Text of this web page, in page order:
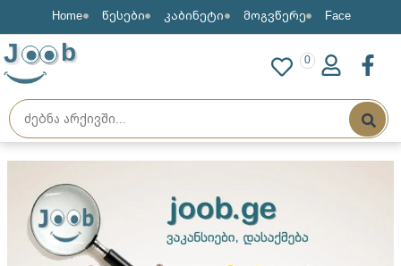
Home წესები კაბინეტი მოგვწერე Face
J b 0